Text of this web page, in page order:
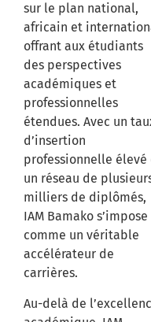
sur le plan national,
africain et
offrant aux étudiants
des perspectives
académiques et
professionnelles
étendues. Avec un
d’insertion
professionnelle élevé
un réseau de
milliers de diplômés,
IAM Bamako s’impose
comme un véritable
accélérateur de
carrières.
Au-delà de